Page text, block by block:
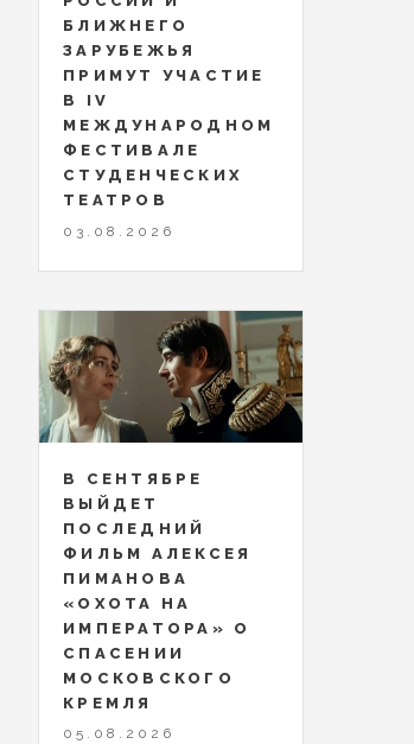
БЛИЖНЕГО
ЗАРУБЕЖЬЯ
ПРИМУТ УЧАСТИЕ
В IV
МЕЖДУНАРОДНОМ
ФЕСТИВАЛЕ
СТУДЕНЧЕСКИХ
ТЕАТРОВ
03.08.2026
В СЕНТЯБРЕ
ВЫЙДЕТ
ПОСЛЕДНИЙ
ФИЛЬМ АЛЕКСЕЯ
ПИМАНОВА
«ОХОТА НА
ИМПЕРАТОРА» О
СПАСЕНИИ
МОСКОВСКОГО
КРЕМЛЯ
05.08.2026